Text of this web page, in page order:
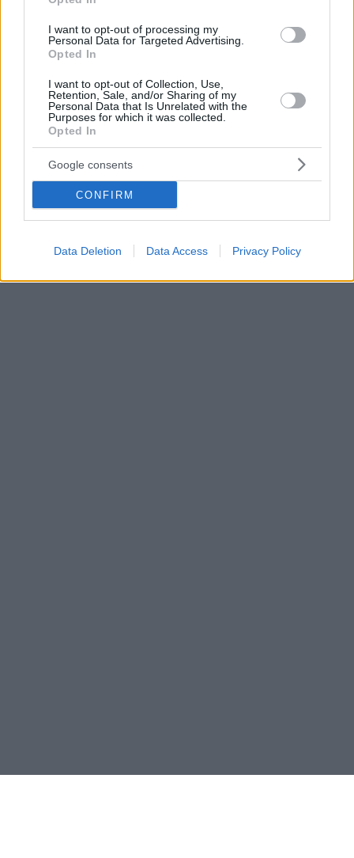
I want to opt-out of processing my
Personal Data for Targeted Advertising.
Opted In
I want to opt-out of Collection, Use,
Retention, Sale, and/or Sharing of my
Personal Data that Is Unrelated with the
Purposes for which it was collected.
Opted In
Google consents
CONFIRM
Data Deletion Data Access Privacy Policy
Πώς θα ξεκολλήσουμε από την τελευταία θέση της
Ευρώπης στις ταχύτητες του Ίντερνετ - Όλο το σχέδιο
Η χώρα μας αφήνει πίσω της την «εποχή του χαλκού»
- Σχέδιο δημιουργίας περισσότερων από 6.000.000
συνδέσεων από τους παρόχους - Προοπτική
ευρυζωνικές για 400.000 συνδρομητές - Τι δηλώνει ο
08.04.2024, 22:04 219